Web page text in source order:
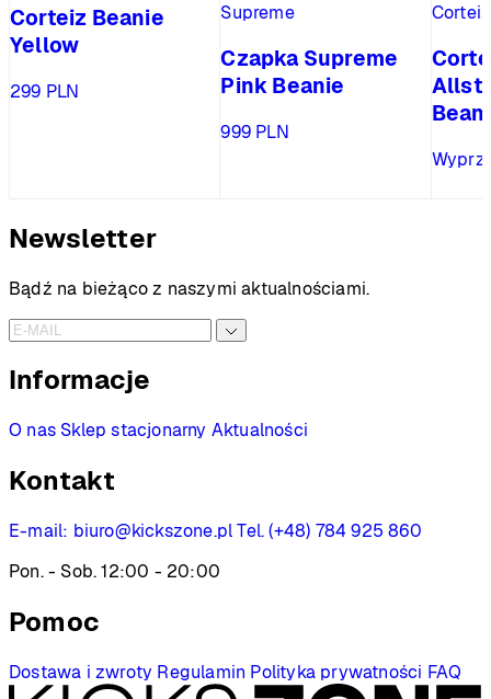
Corteiz Beanie
Yellow
299 PLN
Supreme
Czapka Supreme
Pink Beanie
999 PLN
Corteiz
Newsletter
Bądź na bieżąco z naszymi aktualnościami.
Informacje
O nas Sklep stacjonarny Aktualności
Kontakt
E-mail: biuro@kickszone.pl Tel. (+48) 784 925 860
Pon. - Sob. 12:00 - 20:00
Pomoc
Dostawa i zwroty Regulamin Polityka prywatności FAQ